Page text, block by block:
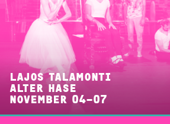
PROGRAMM
LAJOS TALAMONTI
ALTER HASE
NOVEMBER 04–07